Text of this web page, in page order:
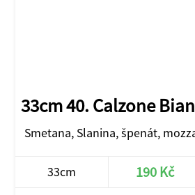
33cm 40. Calzone
Smetana, Slanina, špenát,
33cm 190 Kč